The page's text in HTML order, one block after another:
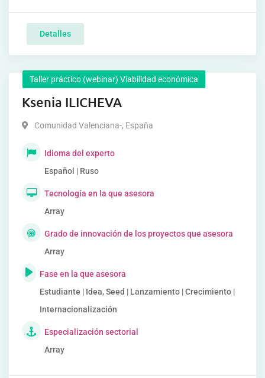
Detalles
Taller práctico (webinar) Viabilidad económica
Ksenia ILICHEVA
Comunidad Valenciana-, España
Idioma del experto
Español | Ruso
Tecnología en la que asesora
Array
Grado de innovación de los proyectos que asesora
Array
Fase en la que asesora
Estudiante | Idea, Seed | Lanzamiento | Crecimiento |
Internacionalización
Especialización sectorial
Array